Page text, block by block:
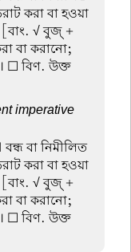
করা বা হওয়া
[বাং. √ বুজ্ +
বা করানো;
☐ বিণ. উক্ত
imperative
বন্ধ বা নিমীলিত
করা বা হওয়া
[বাং. √ বুজ্ +
বা করানো;
☐ বিণ. উক্ত